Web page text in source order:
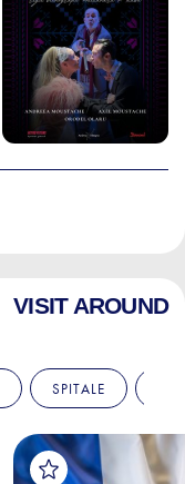
VISIT AROUND
SPITALE